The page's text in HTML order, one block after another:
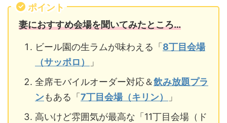
ポイント
妻におすすめ会場を聞いてみたところ…
ビール園の生ラムが味わえる「 8丁目会場
（サッポロ）
」
全席モバイルオーダー対応＆飲み放題プラ
ンもある「 7丁目会場（キリン）
」
高いけど雰囲気が最高な「11丁目会場（ド